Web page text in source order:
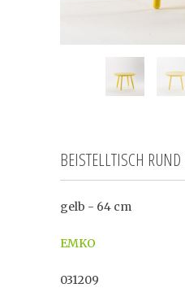
BEISTELLTISCH
gelb - 64 cm
EMKO
031209